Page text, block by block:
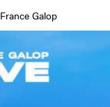
France Galop